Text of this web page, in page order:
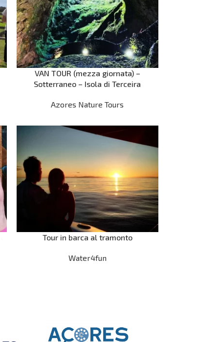
VAN TOUR (mezza giornata) –
Sotterraneo – Isola di Terceira
Azores Nature Tours
Tour in barca al tramonto
Water4fun